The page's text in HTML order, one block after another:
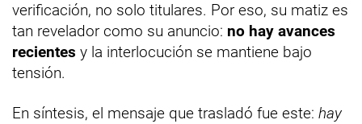
verificación, no solo titulares. Por eso, su matiz es
tan revelador como su anuncio: no hay avances
recientes y la interlocución se mantiene bajo
tensión.
En síntesis, el mensaje que trasladó fue este: hay